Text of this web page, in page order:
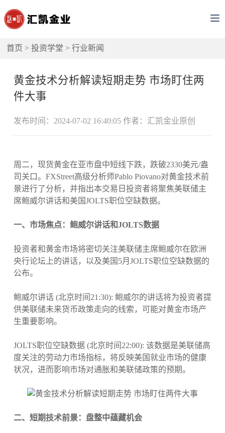
首页 >投资学堂 >行业新闻
黄金技术分析解读短期走势 市场盯住两
件大事
发布时间：2024-07-02 16:40:05 作者：汇凯金业原创
周二，现货黄金在亚市盘中短线下跌，跌破2330美元/盎
司关口。FXStreet高级分析师Pablo Piovano对黄金技术前
景进行了分析，并指出本交易日投资者将聚焦美联储主
席鲍威尔讲话和美国JOLTS职位空缺数据。
一、市场焦点：鲍威尔讲话和JOLTS数据
投资者和黄金市场将密切关注美联储主席鲍威尔在欧洲
央行论坛上的讲话，以及美国5月JOLTS职位空缺数据的
公布。
鲍威尔讲话 (北京时间21:30): 鲍威尔的讲话将为投资者提
供美联储未来货币政策走向的线索，可能对黄金市场产
生重要影响。
JOLTS职位空缺数据 (北京时间22:00): 该数据是美联储高
度关注的劳动力市场指标，将反映美国就业市场的健康
状况，进而影响市场对通胀和美联储政策的预期。
二、短期技术前景：盘整中蕴藏机会